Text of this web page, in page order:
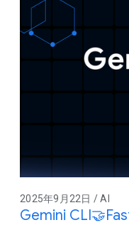
2025年9月22日 / AI
Gemini